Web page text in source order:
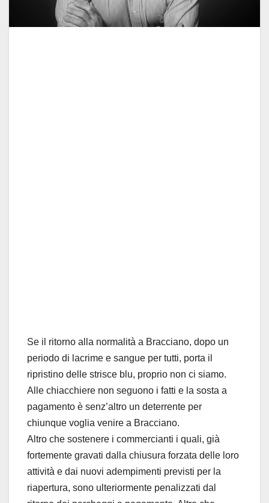
Se il ritorno alla normalità a Bracciano, dopo un
periodo di lacrime e sangue per tutti, porta il
ripristino delle strisce blu, proprio non ci siamo.
Alle chiacchiere non seguono i fatti e la sosta a
pagamento è senz’altro un deterrente per
chiunque voglia venire a Bracciano.
Altro che sostenere i commercianti i quali, già
fortemente gravati dalla chiusura forzata delle loro
attività e dai nuovi adempimenti previsti per la
riapertura, sono ulteriormente penalizzati dal